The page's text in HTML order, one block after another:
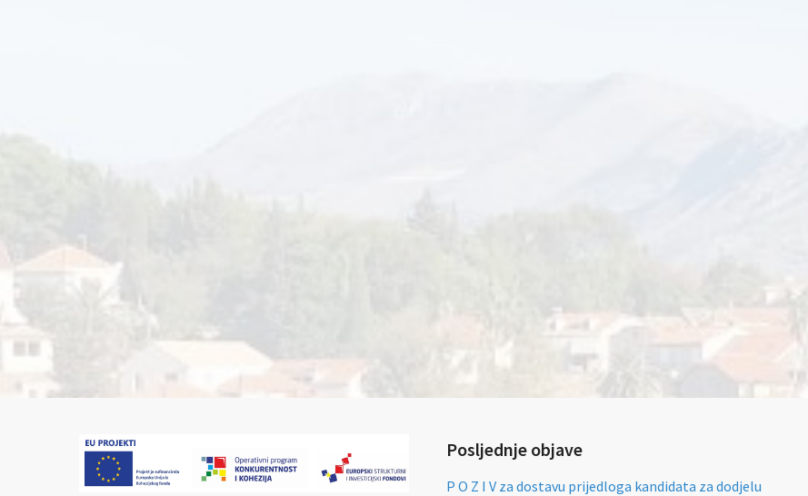
Posljednje objave
P O Z I V za dostavu prijedloga kandidata za dodjelu